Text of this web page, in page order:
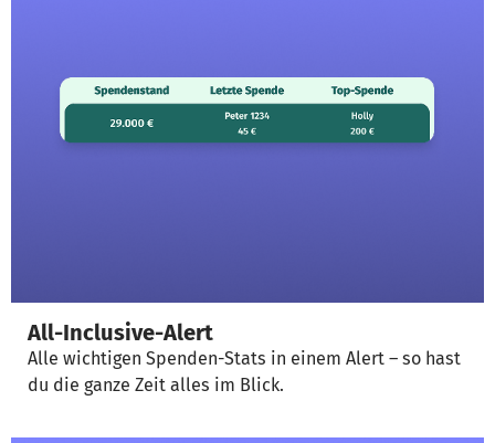
All-Inclusive-Alert
Alle wichtigen Spenden-Stats in einem Alert – so hast
du die ganze Zeit alles im Blick.